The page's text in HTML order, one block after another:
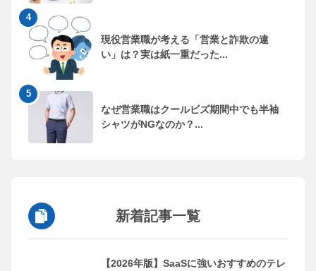
現役営業職が考える「営業と詐欺の違
い」は？実は紙一重だった...
なぜ営業職はクールビズ期間中でも半袖
シャツがNGなのか？...
新着記事一覧
【2026年版】SaaSに強いおすすめのテレ